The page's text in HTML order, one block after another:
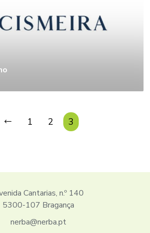
1 2 3
Cantarias, n.º 140
5300-107 Bragança
nerba@nerba.pt